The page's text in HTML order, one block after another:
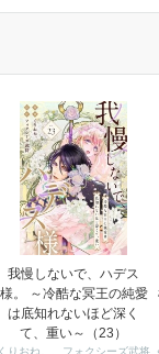
我慢しないで、ハデス
様。 ～冷酷な冥王の純愛
は底知れないほど深く
て、重い～（23）
くりおね。、フォクシーズ武将